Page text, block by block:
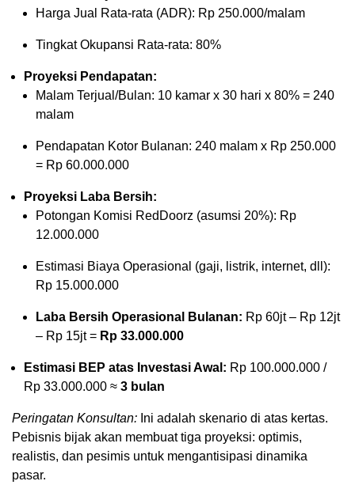
Harga Jual Rata-rata (ADR): Rp 250.000/malam
Tingkat Okupansi Rata-rata: 80%
Proyeksi Pendapatan:
Malam Terjual/Bulan: 10 kamar x 30 hari x 80% = 240
malam
Pendapatan Kotor Bulanan: 240 malam x Rp 250.000
= Rp 60.000.000
Proyeksi Laba Bersih:
Potongan Komisi RedDoorz (asumsi 20%): Rp
12.000.000
Estimasi Biaya Operasional (gaji, listrik, internet, dll):
Rp 15.000.000
Laba Bersih Operasional Bulanan: Rp 60jt – Rp 12jt
– Rp 15jt = Rp 33.000.000
Estimasi BEP atas Investasi Awal: Rp 100.000.000 /
Rp 33.000.000 ≈ 3 bulan
Peringatan Konsultan: Ini adalah skenario di atas kertas.
Pebisnis bijak akan membuat tiga proyeksi: optimis,
realistis, dan pesimis untuk mengantisipasi dinamika
pasar.